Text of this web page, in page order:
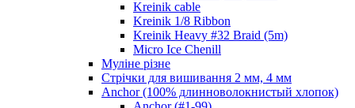
Kreinik cable
Kreinik 1/8 Ribbon
Kreinik Heavy #32 Braid (5m)
Micro Ice Chenill
Муліне різне
Стрічки для вишивання 2 мм, 4 мм
Anchor (100% длинноволокнистый хлопок)